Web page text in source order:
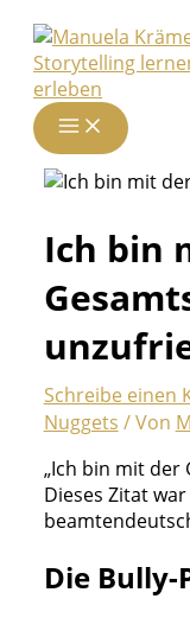
Zum
Inhalt
springen
Ich bin
Schreibe einen
Nuggets / Von
„Ich bin mit der
Dieses Zitat
Die Bully-